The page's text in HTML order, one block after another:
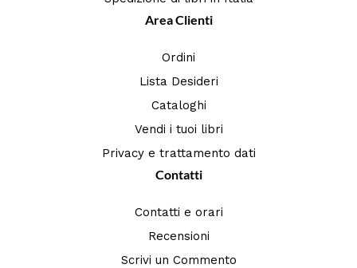
Area Clienti
Ordini
Lista Desideri
Cataloghi
Vendi i tuoi libri
Privacy e trattamento dati
Contatti
Contatti e orari
Recensioni
Scrivi un Commento